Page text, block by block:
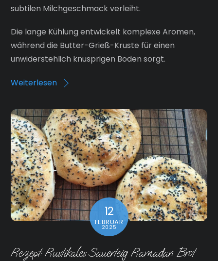
subtilen Milchgeschmack verleiht.
Die lange Kühlung entwickelt komplexe Aromen,
während die Butter-Grieß-Kruste für einen
unwiderstehlich knusprigen Boden sorgt.
Weiterlesen
12
FEBRUAR
2025
Rezept: Rustikales Sauerteig-Ramadan-Brot